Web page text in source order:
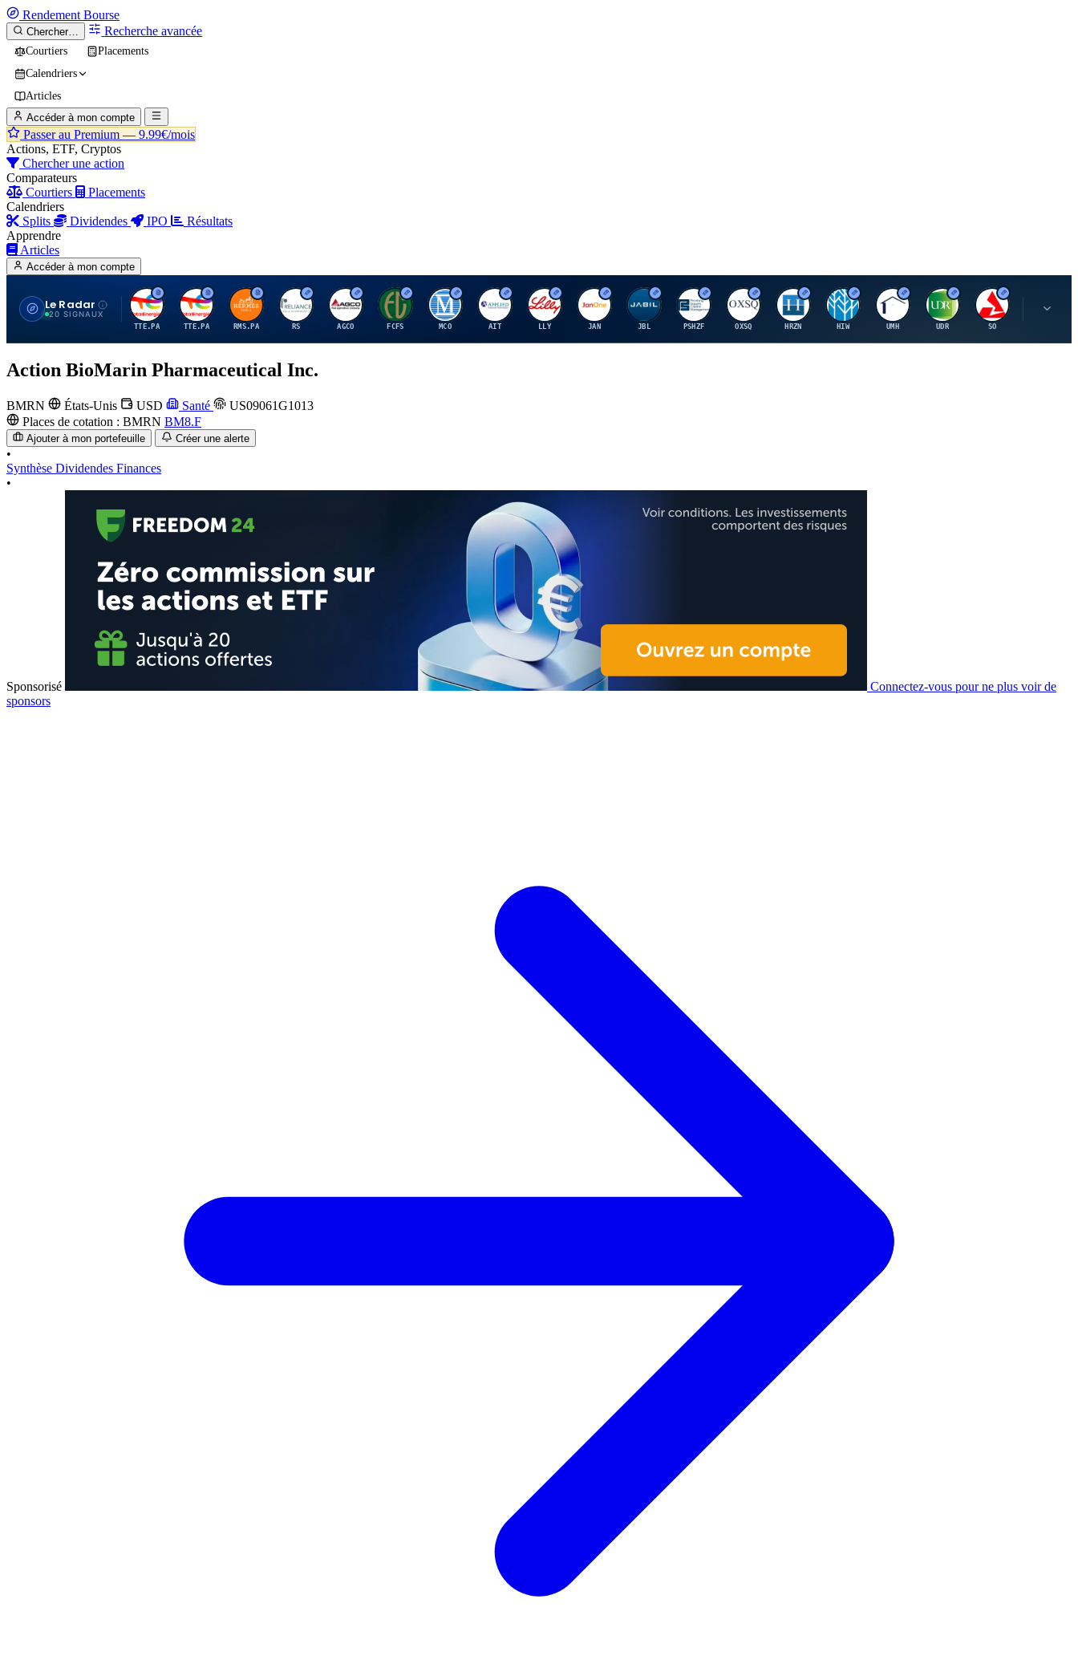
Rendement Bourse
Chercher… Recherche avancée
Courtiers
Placements
Calendriers
Articles
Accéder à mon compte
Passer au Premium — 9.99€/mois
Actions, ETF, Cryptos
Chercher une action
Comparateurs
Courtiers
Placements
Calendriers
Splits
Dividendes IPO
Résultats
Apprendre
Articles
Accéder à mon compte
Le Radar
20 SIGNAUX
T
TTE.PA
T
TTE.PA
H
RMS.PA
R
RS
A
AGCO
F
FCFS
M
MCO
A
AIT
E
LLY
J
JAN
J
JBL
P
PSHZF
O
OXSQ
H
HRZN
H
HIW
U
UMH
U
UDR
S
SO
S
Action BioMarin Pharmaceutical Inc.
BMRN États-Unis USD Santé
US09061G1013
Places de cotation : BMRN BM8.F
Ajouter à mon portefeuille Créer une alerte
•
Synthèse Dividendes Finances
•
Sponsorisé
Connectez-vous pour ne plus voir de
sponsors